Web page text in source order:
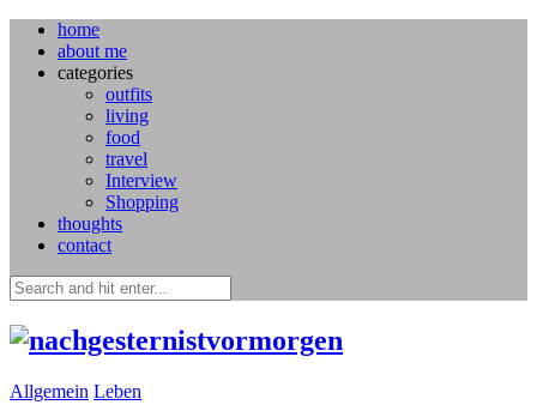
home
about me
categories
outfits
living
food
travel
Interview
Shopping
thoughts
contact
Allgemein Leben